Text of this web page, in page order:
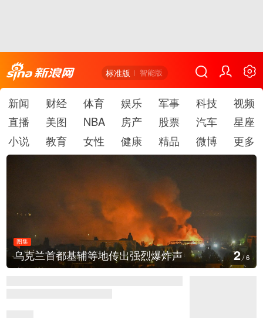
标准版 智能版
新闻 财经 体育 娱乐 军事 科技
视频
直播
美图 NBA 房产 股票 汽车
星座
小说
教育 女性 健康 精品 微博 更多
图集
美国：肯尼迪宣布医疗改革新举措 3/6